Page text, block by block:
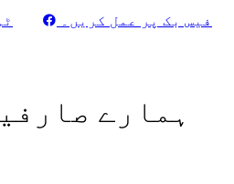
فیس بک پر عمل کریں۔
ہمارے